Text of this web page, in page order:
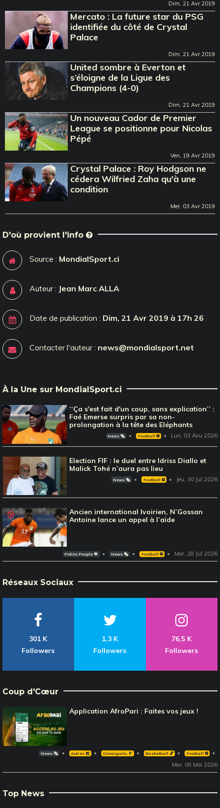
Dim, 21 Avr 2019
Mercato : La future star du PSG
identifiée du côté de Crystal
Palace
Dim, 21 Avr 2019
United sombre à Everton et
s’éloigne de la Ligue des
Champions (4-0)
Dim, 21 Avr 2019
Un nouveau Cador de Premier
League se positionne pour Nicolas
Pépé
Ven, 19 Avr 2019
Crystal Palace : Roy Hodgson ne
cédera Wilfried Zaha qu'à une
condition
Mer, 03 Avr 2019
D'où provient l'info
Source : MondialSport.ci
Auteur : Jean Marc ALLA
Date de publication : Dim, 21 Avr 2019 à 17h 26
Contacter l'auteur : news@mondialsport.net
À la Une sur MondialSport.ci
‘‘Ça s'est fait d'un coup, sans explication’’ :
Faé Emerse surpris par sa non-
prolongation à la tête des Eléphants
News 🗞️ Football ⚽️ Lun, 03 Aou 2026
Election FIF : le duel entre Idriss Diallo et
Malick Tohé n’aura pas lieu
News 🗞️ Football ⚽️ Jeu, 30 Jul 2026
Ancien international Ivoirien, N’Gossan
Antoine lance un appel à l’aide
Potins People 🌟 News 🗞️ Football ⚽️ Mar, 28 Jul 2026
Réseaux Sociaux
301 K
Followers
1,3 K
Followers
76,5 K
Followers
Coup d'Cœur
Application AfroPari : Faites vos jeux !
News 🗞️ Autres 🎽 Omnisports 🏅 Basketball 🏀 Football ⚽️
Mar, 05 Mai 2026
Top News